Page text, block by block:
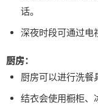
话。
深夜时段可通过电
厨房：
厨房可以进行洗餐
结衣会使用橱柜、